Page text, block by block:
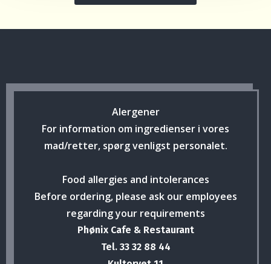
Alergener
For information om ingredienser i vores
mad/retter, spørg venligst personalet.
Food allergies and intolerances
Before ordering, please ask our employees
regarding your requirements
Phønix Cafe & Restaurant
Tel. 33 32 88 44